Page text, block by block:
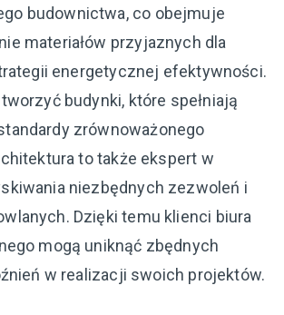
budownictwa, co obejmuje
materiałów przyjaznych dla
energetycznej efektywności.
budynki, które spełniają
zrównoważonego
to także ekspert w
niezbędnych zezwoleń i
Dzięki temu klienci biura
mogą uniknąć zbędnych
w realizacji swoich projektów.